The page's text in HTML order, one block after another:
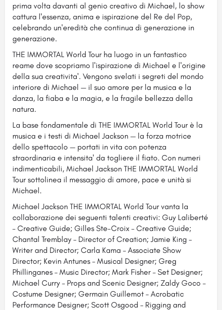
prima volta davanti al genio creativo di Michael, lo show
cattura l'essenza, anima e ispirazione del Re del Pop,
celebrando un'eredità che continua di generazione in
generazione.
THE IMMORTAL World Tour ha luogo in un fantastico
reame dove scopriamo l'ispirazione di Michael e l'origine
della sua creativita'. Vengono svelati i segreti del mondo
interiore di Michael — il suo amore per la musica e la
danza, la fiaba e la magia, e la fragile bellezza della
natura.
La base fondamentale di THE IMMORTAL World Tour è la
musica e i testi di Michael Jackson — la forza motrice
dello spettacolo — portati in vita con potenza
straordinaria e intensita' da togliere il fiato. Con numeri
indimenticabili, Michael Jackson THE IMMORTAL World
Tour sottolinea il messaggio di amore, pace e unità si
Michael.
Michael Jackson THE IMMORTAL World Tour vanta la
collaborazione dei seguenti talenti creativi: Guy Laliberté
– Creative Guide; Gilles Ste-Croix – Creative Guide;
Chantal Tremblay – Director of Creation; Jamie King –
Writer and Director; Carla Kama – Associate Show
Director; Kevin Antunes – Musical Designer; Greg
Phillinganes – Music Director; Mark Fisher – Set Designer;
Michael Curry – Props and Scenic Designer; Zaldy Goco –
Costume Designer; Germain Guillemot – Acrobatic
Performance Designer; Scott Osgood – Rigging and